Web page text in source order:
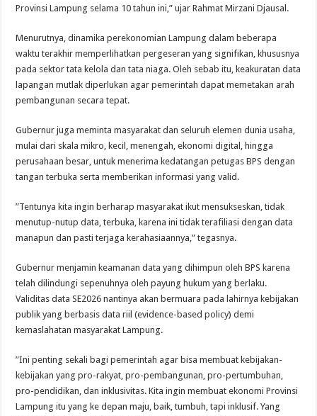
Provinsi Lampung selama 10 tahun ini,” ujar Rahmat Mirzani Djausal.
​Menurutnya, dinamika perekonomian Lampung dalam beberapa
waktu terakhir memperlihatkan pergeseran yang signifikan, khususnya
pada sektor tata kelola dan tata niaga. Oleh sebab itu, keakuratan data
lapangan mutlak diperlukan agar pemerintah dapat memetakan arah
pembangunan secara tepat.
​Gubernur juga meminta masyarakat dan seluruh elemen dunia usaha,
mulai dari skala mikro, kecil, menengah, ekonomi digital, hingga
perusahaan besar, untuk menerima kedatangan petugas BPS dengan
tangan terbuka serta memberikan informasi yang valid.
​”Tentunya kita ingin berharap masyarakat ikut mensukseskan, tidak
menutup-nutup data, terbuka, karena ini tidak terafiliasi dengan data
manapun dan pasti terjaga kerahasiaannya,” tegasnya.
​Gubernur menjamin keamanan data yang dihimpun oleh BPS karena
telah dilindungi sepenuhnya oleh payung hukum yang berlaku.
Validitas data SE2026 nantinya akan bermuara pada lahirnya kebijakan
publik yang berbasis data riil (evidence-based policy) demi
kemaslahatan masyarakat Lampung.
​”Ini penting sekali bagi pemerintah agar bisa membuat kebijakan-
kebijakan yang pro-rakyat, pro-pembangunan, pro-pertumbuhan,
pro-pendidikan, dan inklusivitas. Kita ingin membuat ekonomi Provinsi
Lampung itu yang ke depan maju, baik, tumbuh, tapi inklusif. Yang